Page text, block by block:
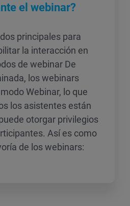
el webinar?
principales para
la interacción en
de webinar De
los webinars
Webinar, lo que
los asistentes están
otorgar privilegios
Así es como
de los webinars: